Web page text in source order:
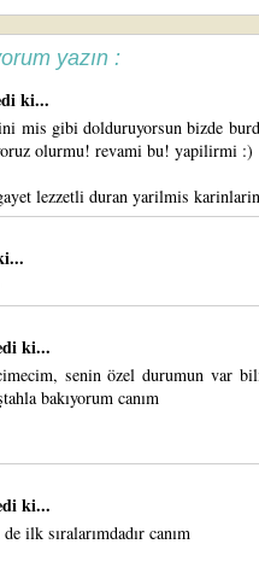
yazın :
ki...
mis gibi dolduruyorsun bizde
olurmu! revami bu! yapilirmi :)
lezzetli duran yarilmis
ki...
senin özel durumun var
bakıyorum canım
ki...
ilk sıralarımdadır canım